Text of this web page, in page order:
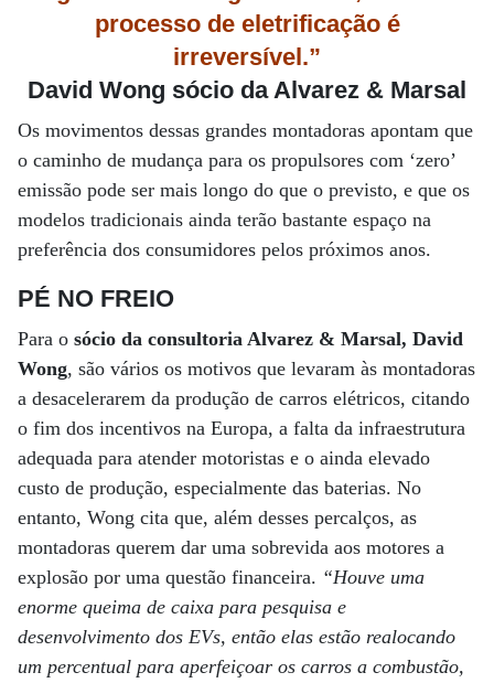
processo de eletrificação é
irreversível.”
David Wong sócio da Alvarez & Marsal
Os movimentos dessas grandes montadoras apontam que
o caminho de mudança para os propulsores com ‘zero’
emissão pode ser mais longo do que o previsto, e que os
modelos tradicionais ainda terão bastante espaço na
preferência dos consumidores pelos próximos anos.
PÉ NO FREIO
Para o sócio da consultoria Alvarez & Marsal, David
Wong, são vários os motivos que levaram às montadoras
a desacelerarem da produção de carros elétricos, citando
o fim dos incentivos na Europa, a falta da infraestrutura
adequada para atender motoristas e o ainda elevado
custo de produção, especialmente das baterias. No
entanto, Wong cita que, além desses percalços, as
montadoras querem dar uma sobrevida aos motores a
explosão por uma questão financeira. “Houve uma
enorme queima de caixa para pesquisa e
desenvolvimento dos EVs, então elas estão realocando
um percentual para aperfeiçoar os carros a combustão,